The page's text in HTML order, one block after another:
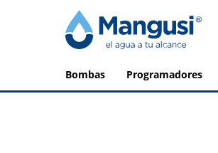
bombas programadores